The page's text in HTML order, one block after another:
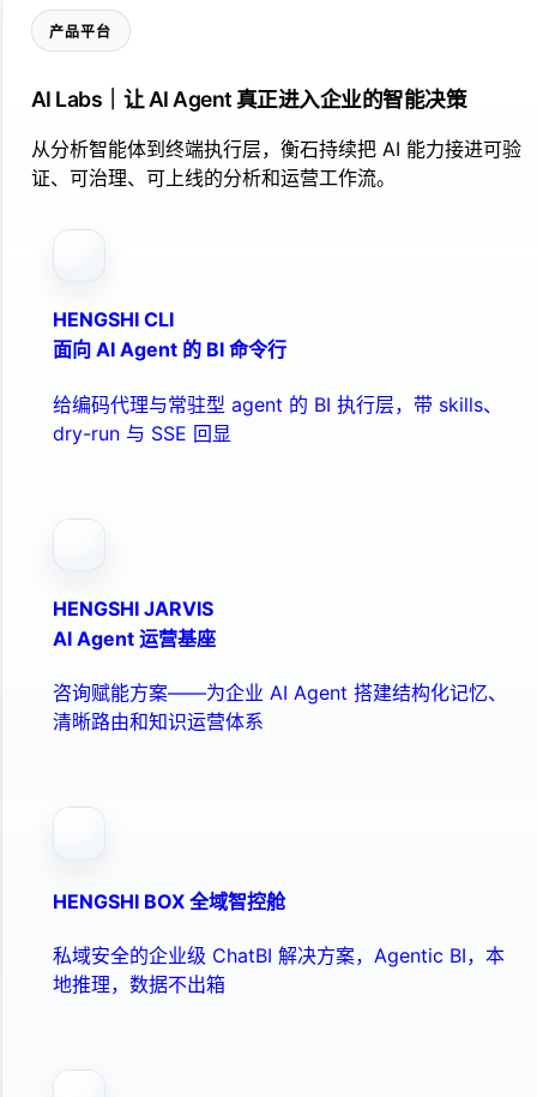
产品平台
AI Labs｜让 AI Agent 真正进入企业的智能决策
从分析智能体到终端执行层，衡石持续把 AI 能力接进可验
证、可治理、可上线的分析和运营工作流。
HENGSHI CLI
面向 AI Agent 的 BI 命令行
给编码代理与常驻型 agent 的 BI 执行层，带 skills、
dry-run 与 SSE 回显
HENGSHI JARVIS
AI Agent 运营基座
咨询赋能方案——为企业 AI Agent 搭建结构化记忆、
清晰路由和知识运营体系
HENGSHI BOX 全域智控舱
私域安全的企业级 ChatBI 解决方案，Agentic BI，本
地推理，数据不出箱